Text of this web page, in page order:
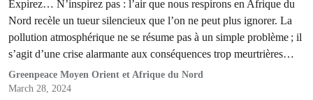
Expirez… N’inspirez pas : l’air que nous respirons en Afrique du
Nord recèle un tueur silencieux que l’on ne peut plus ignorer. La
pollution atmosphérique ne se résume pas à un simple problème ; il
s’agit d’une crise alarmante aux conséquences trop meurtrières
pour être négligées.
Greenpeace Moyen Orient et Afrique du Nord
March 28, 2024